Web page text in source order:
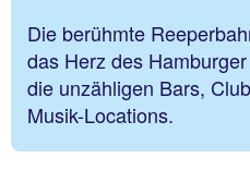
Die berühmte
das Herz des
die unzähligen Bars,
Musik-Locations.